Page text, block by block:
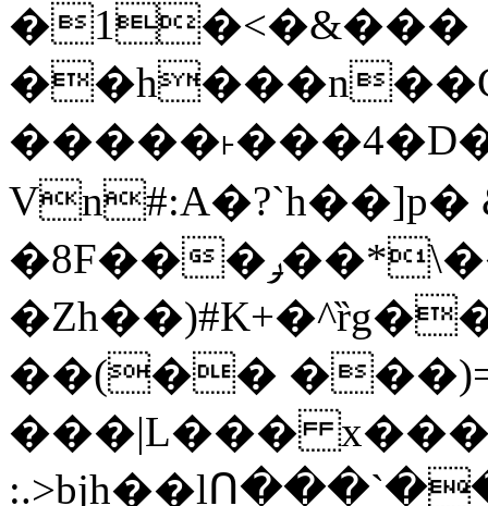
�1�<�&���
Vn#:A�?`h��]p�
�8F���ݛ��*\��U��S
��(��
���|L���